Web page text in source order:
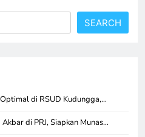
SEARCH
di RSUD Kudungga,…
di PRJ, Siapkan Munas…